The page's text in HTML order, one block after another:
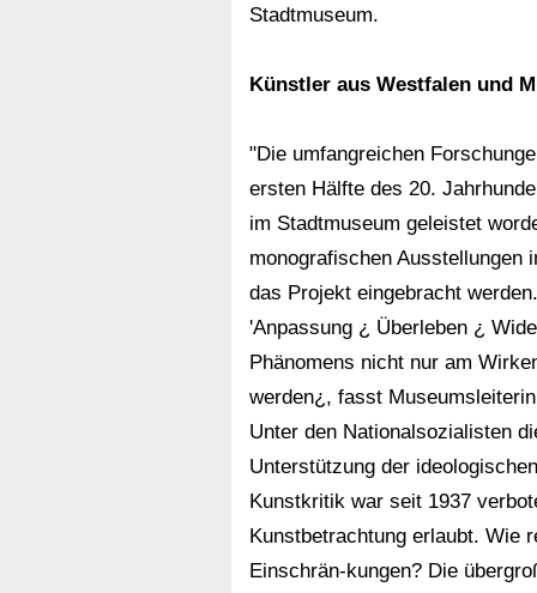
Stadtmuseum.
Künstler aus Westfalen und
"Die umfangreichen
ersten Hälfte des 20.
im Stadtmuseum geleistet
monografischen Ausstellungen
das Projekt eingebracht
'Anpassung ¿ Überleben ¿
Phänomens nicht nur am
werden¿, fasst
Unter den Nationalsozialisten
Unterstützung der
Kunstkritik war seit 1937
Kunstbetrachtung erlaubt. Wie
Einschrän-kungen? Die